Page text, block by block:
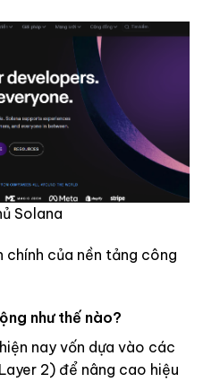
Solana
chính của nền tảng công
như thế nào?
nay vốn dựa vào các
2) để nâng cao hiệu